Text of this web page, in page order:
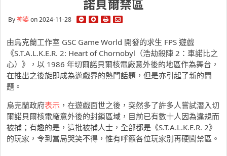
諾貝爾禁區
By神婆on 2024-11-28
由烏克蘭工作室 GSC Game World 開發的求生 FPS 遊戲
《S.T.A.L.K.E.R. 2: Heart of Chornobyl（浩劫殺陣 2：車諾比之
心）》，以 1986 年切爾諾貝爾核電廠意外後的地區作為舞台，
在推出之後旋即成為遊戲界的熱門話題，但是亦引起了新的問
題。
烏克蘭政府表示 ，在遊戲面世之後，突然多了許多人嘗試潛入切
爾諾貝爾核電廠意外後的封鎖區域，目前已有數十人因為違規而
被捕；有趣的是，這批被捕人士，全部都是《S.T.A.L.K.E.R. 2》
的玩家，令到當局哭笑不得，惟有呼籲各位玩家別再硬闖禁區。